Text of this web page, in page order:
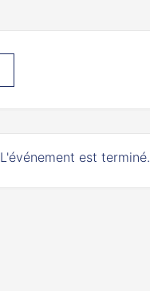
L'événement est terminé.